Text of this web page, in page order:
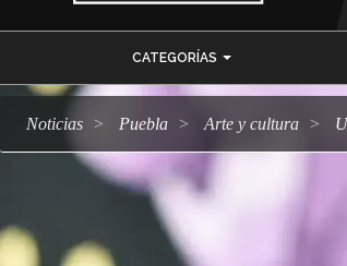
CATEGORÍAS
Noticias Puebla arte y cultura